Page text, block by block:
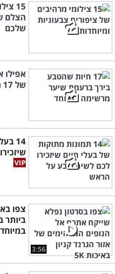
15
הצלם
שלכם
של 17 החיות המדהימות האלה...
14
3:56
צפו
ביותר
במיוחד